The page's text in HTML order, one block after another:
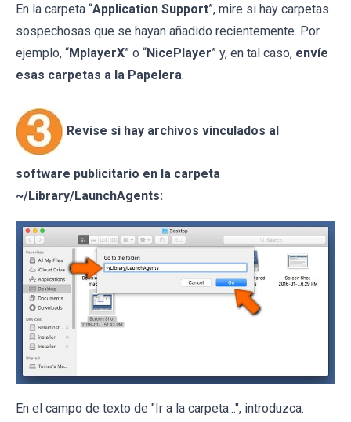
En la carpeta “Application Support”, mire si hay carpetas
sospechosas que se hayan añadido recientemente. Por
ejemplo, “MplayerX” o “NicePlayer” y, en tal caso, envíe
esas carpetas a la Papelera.
Revise si hay archivos vinculados al
software publicitario en la carpeta
~/Library/LaunchAgents:
En el campo de texto de "Ir a la carpeta...", introduzca: